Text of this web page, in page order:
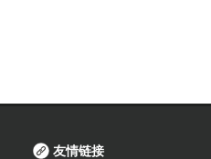
友情链接